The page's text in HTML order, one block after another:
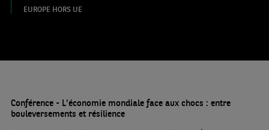
EUROPE HORS UE
Conférence - L'économie mondiale face aux chocs : entre
bouleversements et résilience